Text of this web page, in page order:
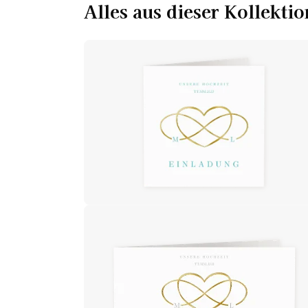
Alles aus dieser